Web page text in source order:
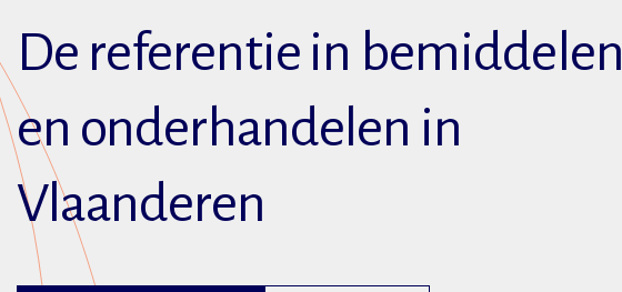
De referentie in bemiddelen
en onderhandelen in
Vlaanderen